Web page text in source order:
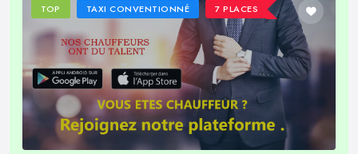
TOP TAXI CONVENTIONNÉ 7 PLACES